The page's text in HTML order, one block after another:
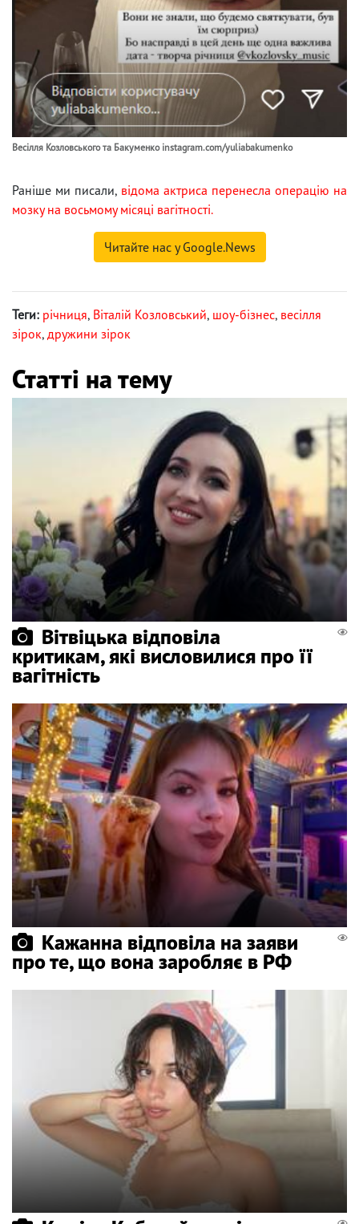
Весілля Козловського та Бакуменко instagram.com/yuliabakumenko
Раніше ми писали, відома актриса перенесла операцію на
мозку на восьмому місяці вагітності.
Читайте нас у Google.News
Теги: річниця, Віталій Козловський, шоу-бізнес, весілля
зірок, дружини зірок
Статті на тему
Вітвіцька відповіла
критикам, які висловилися про її
вагітність
Кажанна відповіла на заяви
про те, що вона заробляє в РФ